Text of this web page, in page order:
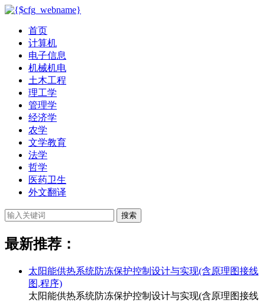
首页
计算机
电子信息
机械机电
土木工程
理工学
管理学
经济学
农学
文学教育
法学
哲学
医药卫生
外文翻译
搜索
最新推荐：
太阳能供热系统防冻保护控制设计与实现(含原理图接线
图,程序)
太阳能供热系统防冻保护控制设计与实现(含原理图接线